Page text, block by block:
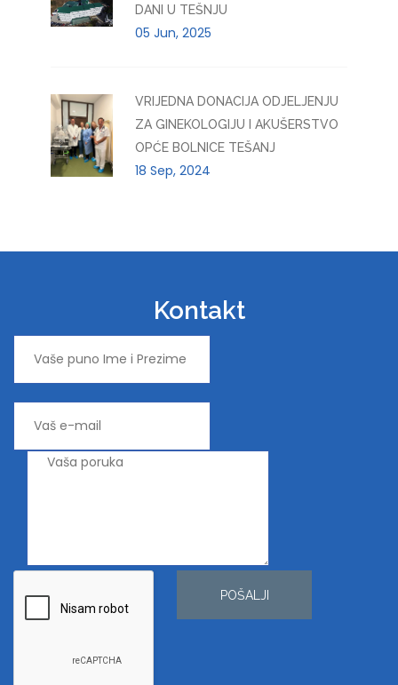
DANI U TEŠNJU
05 Jun, 2025
VRIJEDNA DONACIJA ODJELJENJU
ZA GINEKOLOGIJU I AKUŠERSTVO
OPĆE BOLNICE TEŠANJ
18 Sep, 2024
Kontakt
POŠALJI